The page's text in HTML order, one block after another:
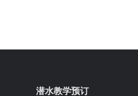
潜水教学预订